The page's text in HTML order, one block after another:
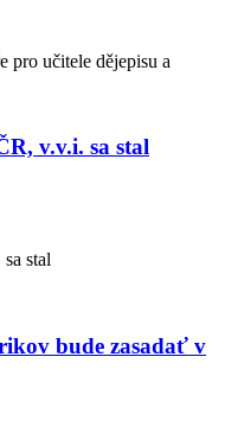
učitele dějepisu a
v.v.i. sa stal
stal
bude zasadať v